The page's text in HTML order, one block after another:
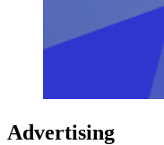
Advertising